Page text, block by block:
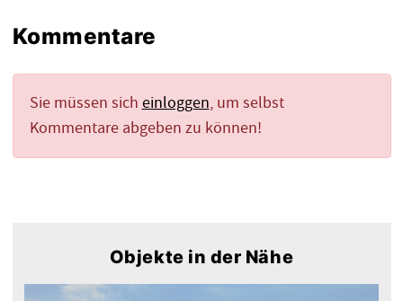
Kommentare
Sie müssen sich einloggen, um selbst
Kommentare abgeben zu können!
Objekte in der Nähe